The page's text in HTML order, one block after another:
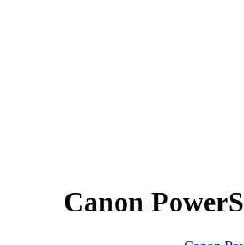
Canon